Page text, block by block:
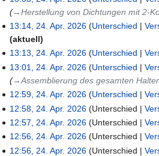
→‎Herstellung von Dichtungen mit 2-
13:14, 24. Apr. 2026
Unterschied
aktuell
13:13, 24. Apr. 2026
Unterschied
13:01, 24. Apr. 2026
Unterschied
→‎Assemblierung des gesamten
12:59, 24. Apr. 2026
Unterschied
12:58, 24. Apr. 2026
Unterschied
12:57, 24. Apr. 2026
Unterschied
12:56, 24. Apr. 2026
Unterschied
12:56, 24. Apr. 2026
Unterschied